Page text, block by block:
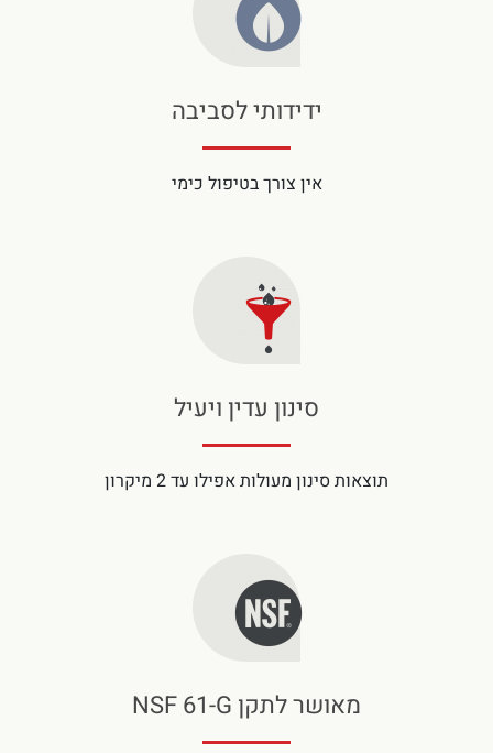
ידידותי לסביבה
אין צורך בטיפול כימי
סינון עדין ויעיל
תוצאות סינון מעולות אפילו עד 2 מיקרון
מאושר לתקן NSF 61-G